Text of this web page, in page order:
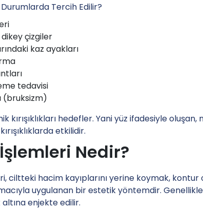
Tercih Edilir?
dikey çizgiler
kaz ayakları
tedavisi
(bruksizm)
kırışıklıkları hedefler. Yani yüz ifadesiyle
etkilidir.
Nedir?
ciltteki hacim kayıplarını yerine koymak,
uygulanan bir estetik yöntemdir.
enjekte edilir.